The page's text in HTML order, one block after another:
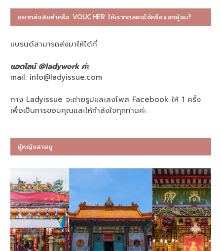
อยากส่งสินค้าหรือ VOUCHER ให้เราทดลองใช้หรือแจกผู้ชม?
แบรนด์สามารถส่งมาให้ได้ที่
แอดไลน์ @ladywork ค่ะ
mail: info@ladyissue.com
ทาง Ladyissue จะถ่ายรูปและลงโพส Facebook ให้ 1 ครั้ง
เพื่อเป็นการขอบคุณและให้กำลังใจทุกท่านค่ะ
ผู้หญิงสายมู